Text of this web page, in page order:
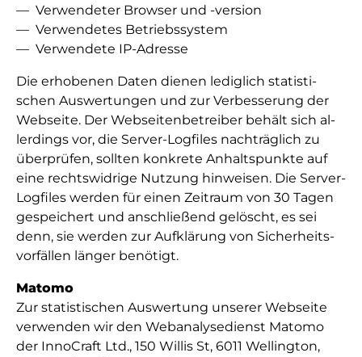
Ver­wen­de­ter Brow­ser und -version
Ver­wen­de­tes Be­triebs­sys­tem
Ver­wen­de­te IP-Adres­se
Die er­ho­be­nen Da­ten die­nen le­dig­lich sta­tis­ti­
schen Aus­wer­tun­gen und zur Ver­bes­se­rung der
Web­sei­te. Der Web­sei­ten­be­trei­ber be­hält sich al­
ler­dings vor, die Ser­ver-Log­files nach­träg­lich zu
über­prü­fen, soll­ten kon­kre­te An­halts­punk­te auf
ei­ne rechts­wi­dri­ge Nut­zung hin­wei­sen. Die Ser­ver-
Logfiles wer­den für einen Zeit­raum von 30 Ta­gen
ge­spei­chert und an­schlie­ßend ge­löscht, es sei
denn, sie wer­den zur Auf­klä­rung von Si­cher­heits­
vor­fäl­len län­ger be­nö­tigt.
Matomo
Zur sta­tis­ti­schen Aus­wer­tung un­se­rer Web­sei­te
ver­wen­den wir den Web­ana­ly­se­dienst Matomo
der InnoCraft Ltd., 150 Willis St, 6011 Wellington,